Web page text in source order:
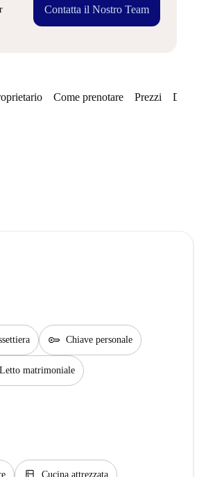
Contatta il Nostro Team
Come prenotare Prezzi Disponibilità
key Chiave personale
Letto matrimoniale
Cucina attrezzata